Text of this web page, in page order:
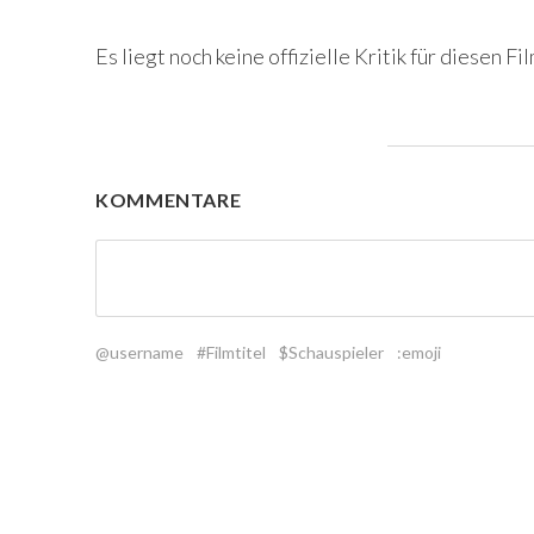
Es liegt noch keine offizielle Kritik für diesen
KOMMENTARE
@username #Filmtitel $Schauspieler :emoji